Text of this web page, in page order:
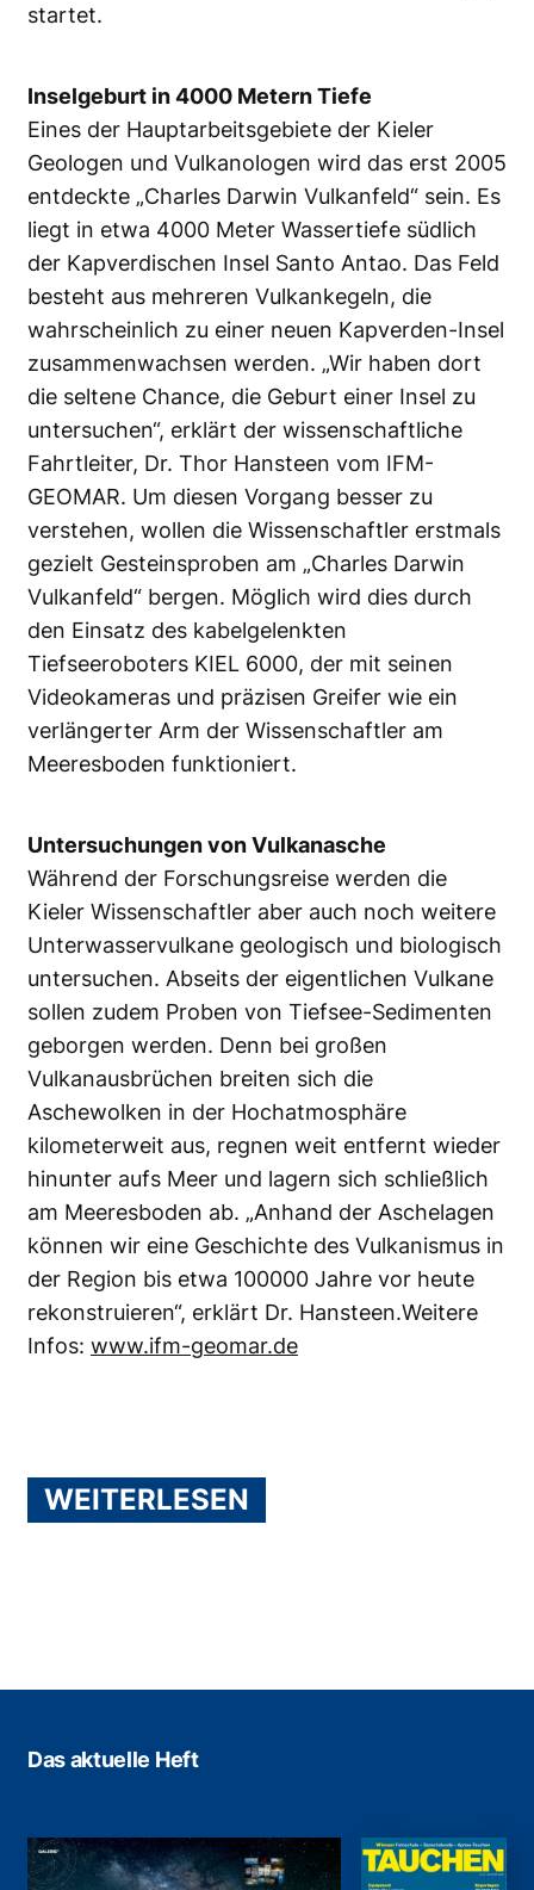
startet.
Inselgeburt in 4000 Metern Tiefe
Eines der Hauptarbeitsgebiete der Kieler
Geologen und Vulkanologen wird das erst 2005
entdeckte „Charles Darwin Vulkanfeld“ sein. Es
liegt in etwa 4000 Meter Wassertiefe südlich
der Kapverdischen Insel Santo Antao. Das Feld
besteht aus mehreren Vulkankegeln, die
wahrscheinlich zu einer neuen Kapverden-Insel
zusammenwachsen werden. „Wir haben dort
die seltene Chance, die Geburt einer Insel zu
untersuchen“, erklärt der wissenschaftliche
Fahrtleiter, Dr. Thor Hansteen vom IFM-
GEOMAR. Um diesen Vorgang besser zu
verstehen, wollen die Wissenschaftler erstmals
gezielt Gesteinsproben am „Charles Darwin
Vulkanfeld“ bergen. Möglich wird dies durch
den Einsatz des kabelgelenkten
Tiefseeroboters KIEL 6000, der mit seinen
Videokameras und präzisen Greifer wie ein
verlängerter Arm der Wissenschaftler am
Meeresboden funktioniert.
Untersuchungen von Vulkanasche
Während der Forschungsreise werden die
Kieler Wissenschaftler aber auch noch weitere
Unterwasservulkane geologisch und biologisch
untersuchen. Abseits der eigentlichen Vulkane
sollen zudem Proben von Tiefsee-Sedimenten
geborgen werden. Denn bei großen
Vulkanausbrüchen breiten sich die
Aschewolken in der Hochatmosphäre
kilometerweit aus, regnen weit entfernt wieder
hinunter aufs Meer und lagern sich schließlich
am Meeresboden ab. „Anhand der Aschelagen
können wir eine Geschichte des Vulkanismus in
der Region bis etwa 100000 Jahre vor heute
rekonstruieren“, erklärt Dr. Hansteen.Weitere
Infos: www.ifm-geomar.de
WEITERLESEN
Das aktuelle Heft